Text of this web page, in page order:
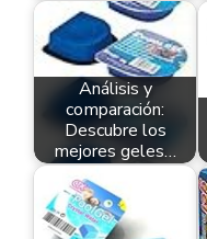
Análisis y
comparación:
Descubre los
mejores geles…